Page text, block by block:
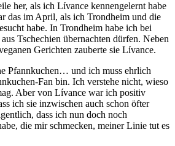
her, als ich Lívance kennengelernt habe
das im April, als ich Trondheim und die
habe. In Trondheim habe ich bei
Tschechien übernachten dürfen. Neben
Gerichten zauberte sie Lívance.
Pfannkuchen… und ich muss ehrlich
Fan bin. Ich verstehe nicht, wieso
Aber von Lívance war ich positiv
ich sie inzwischen auch schon öfter
dass ich nun doch noch
die mir schmecken, meiner Linie tut es